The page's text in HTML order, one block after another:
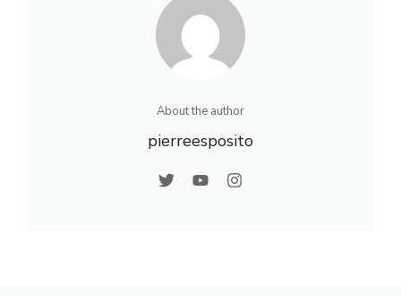
About the author
pierreesposito